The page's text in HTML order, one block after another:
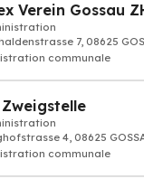
Verein Gossau
7, 08625
communale
Zweigstelle
4, 08625
communale